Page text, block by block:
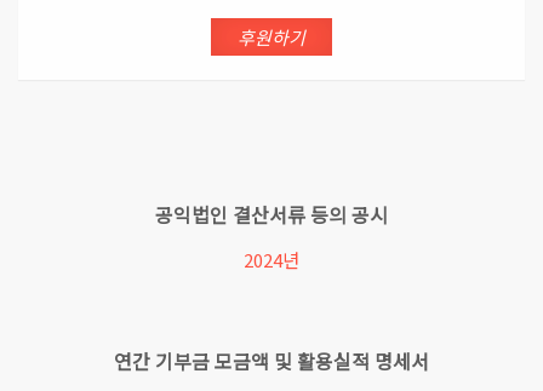
후원하기
공익법인 결산서류 등의 공시
2024년
연간 기부금 모금액 및 활용실적 명세서